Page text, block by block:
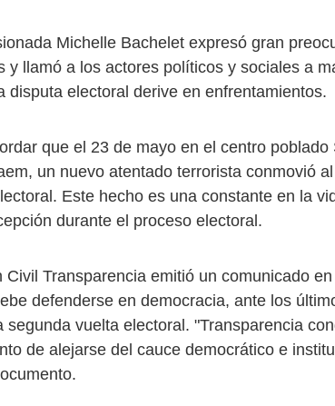
Michelle Bachelet expresó gran
y llamó a los actores políticos y sociales a
disputa electoral derive en enfrentamientos.
que el 23 de mayo en el centro
un nuevo atentado terrorista conmovió
Este hecho es una constante en la
durante el proceso electoral.
Civil Transparencia emitió un comunicado
defenderse en democracia, ante los
segunda vuelta electoral. "Transparencia
de alejarse del cauce democrático e